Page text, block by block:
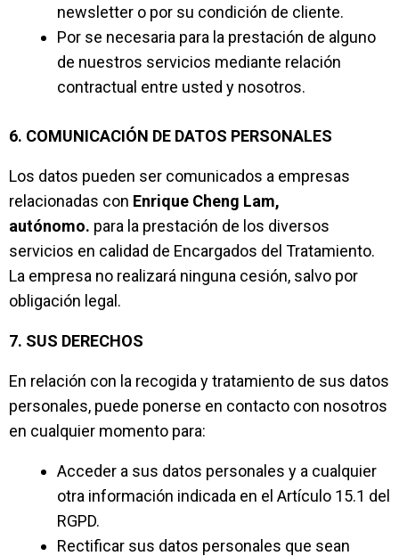
newsletter o por su condición de cliente.
Por se necesaria para la prestación de alguno
de nuestros servicios mediante relación
contractual entre usted y nosotros.
6. COMUNICACIÓN DE DATOS PERSONALES
Los datos pueden ser comunicados a empresas
relacionadas con Enrique Cheng Lam,
autónomo. para la prestación de los diversos
servicios en calidad de Encargados del Tratamiento.
La empresa no realizará ninguna cesión, salvo por
obligación legal.
7. SUS DERECHOS
En relación con la recogida y tratamiento de sus datos
personales, puede ponerse en contacto con nosotros
en cualquier momento para:
Acceder a sus datos personales y a cualquier
otra información indicada en el Artículo 15.1 del
RGPD.
Rectificar sus datos personales que sean